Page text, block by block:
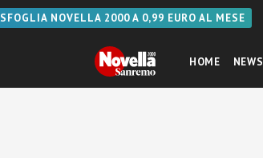
SFOGLIA NOVELLA 2000 A 0,99 EURO AL MESE
HOME NEWS